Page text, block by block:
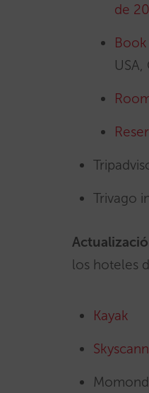
de
Trivago
los hoteles
Kayak